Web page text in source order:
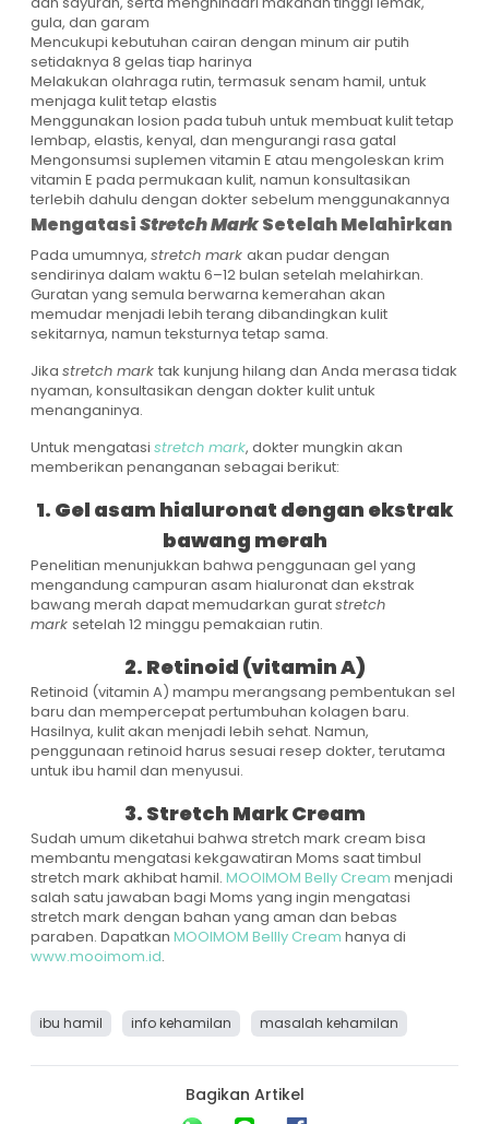
gula, dan garam
Mencukupi kebutuhan cairan dengan minum air putih
setidaknya 8 gelas tiap harinya
Melakukan olahraga rutin, termasuk senam hamil, untuk
menjaga kulit tetap elastis
Menggunakan losion pada tubuh untuk membuat kulit tetap
lembap, elastis, kenyal, dan mengurangi rasa gatal
Mengonsumsi suplemen vitamin E atau mengoleskan krim
vitamin E pada permukaan kulit, namun konsultasikan
terlebih dahulu dengan dokter sebelum menggunakannya
MengatasiStretch MarkSetelah Melahirkan
Pada umumnya, stretch mark akan pudar dengan
sendirinya dalam waktu 6–12 bulan setelah melahirkan.
Guratan yang semula berwarna kemerahan akan
memudar menjadi lebih terang dibandingkan kulit
sekitarnya, namun teksturnya tetap sama.
Jika stretch mark tak kunjung hilang dan Anda merasa tidak
nyaman, konsultasikan dengan dokter kulit untuk
menanganinya.
Untuk mengatasi stretch mark, dokter mungkin akan
memberikan penanganan sebagai berikut:
1. Gel asam hialuronat dengan ekstrak
bawang merah
Penelitian menunjukkan bahwa penggunaan gel yang
mengandung campuran asam hialuronat dan ekstrak
bawang merah dapat memudarkan guratstretch
mark setelah 12 minggu pemakaian rutin.
2. Retinoid (vitamin A)
Retinoid (vitamin A) mampu merangsang pembentukan sel
baru dan mempercepat pertumbuhan kolagen baru.
Hasilnya, kulit akan menjadi lebih sehat. Namun,
penggunaan retinoid harus sesuai resep dokter, terutama
untuk ibu hamil dan menyusui.
3. Stretch Mark Cream
Sudah umum diketahui bahwa stretch mark cream bisa
membantu mengatasi kekgawatiran Moms saat timbul
stretch mark akhibat hamil. MOOIMOM Belly Cream menjadi
salah satu jawaban bagi Moms yang ingin mengatasi
stretch mark dengan bahan yang aman dan bebas
paraben. Dapatkan MOOIMOM Bellly Cream hanya di
www.mooimom.id.
ibu hamil info kehamilan masalah kehamilan
Bagikan Artikel